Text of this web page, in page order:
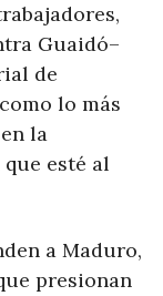
Guaidó–
de
lo más
la
esté al
a Maduro,
presionan